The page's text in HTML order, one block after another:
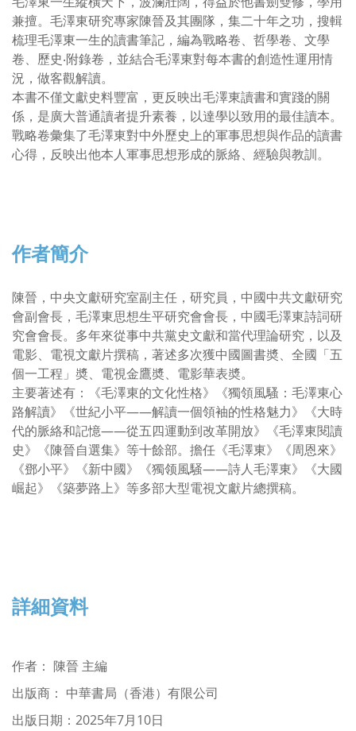
兼擅。毛澤東研究專家陳晉及其團隊，集二十年之功，搜輯
梳理毛澤東一生的讀書筆記，編為戰略卷、哲學卷、文學
卷、歷史‧附錄卷，並結合毛澤東對每本書的創造性運用情
況，做客觀解讀。
本書不僅文獻史料豐富，更反映出毛澤東讀書和實踐的關
係，是廣大普通讀者提升素養，以達學以致用的最佳讀本。
戰略卷彙集了毛澤東對中外歷史上的軍事思想與作品的讀書
心得，反映出他本人軍事思想形成的脈絡、經驗與教訓。
作者簡介
陳晉，中央文獻研究室副主任，研究員，中國中共文獻研究
會副會長，毛澤東思想生平研究會會長，中國毛澤東詩詞研
究會會長。多年來從事中共黨史文獻和當代理論研究，以及
電影、電視文獻片撰稿，著述多次獲中國圖書奬、全國「五
個一工程」奬、電視金鷹奬、電影華表奬。
主要著述有：《毛澤東的文化性格》《獨領風騷：毛澤東心
路解讀》《世紀小平——解讀一個領袖的性格魅力》《大時
代的脈絡和記憶——從五四運動到改革開放》《毛澤東閱讀
史》《陳晉自選集》等十餘部。擔任《毛澤東》《周恩來》
《鄧小平》《新中國》《獨领風騒——詩人毛澤東》《大國
崛起》《築夢路上》等多部大型電視文獻片總撰稿。
詳細資料
作者 ： 陳晉 主編
出版商： 中華書局（香港）有限公司
出版日期：2025年7月10日